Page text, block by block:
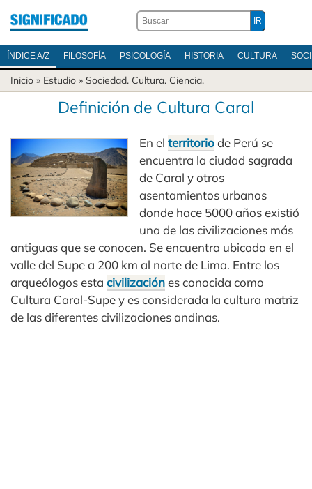
ÍNDICE A/Z FILOSOFÍA PSICOLOGÍA HISTORIA CULTURA
Inicio » Estudio » Sociedad. Cultura. Ciencia.
Definición de Cultura Caral
En elterritoriode Perú se
encuentra la ciudad sagrada
de Caral y otros
asentamientos urbanos
donde hace 5000 años existió
una de las civilizaciones más
antiguas que se conocen. Se encuentra ubicada en el
valle del Supe a 200 km al norte de Lima. Entre los
arqueólogos esta civilizaciónes conocida como
Cultura Caral-Supe y es considerada la cultura matriz
de las diferentes civilizaciones andinas.